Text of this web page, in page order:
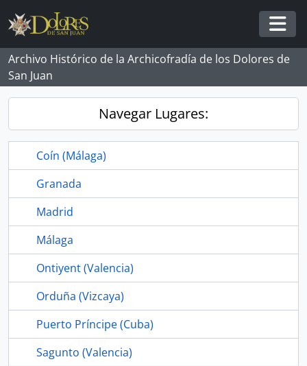
Skip to main content
Archivo Histórico de la Archicofradía de los Dolores de
San Juan
Navegar Lugares:
Coín (Málaga)
Granada
Madrid
Málaga
Ontiyent (Valencia)
Orduña (Vizcaya)
Puerto Príncipe (Cuba)
Sagunto (Valencia)